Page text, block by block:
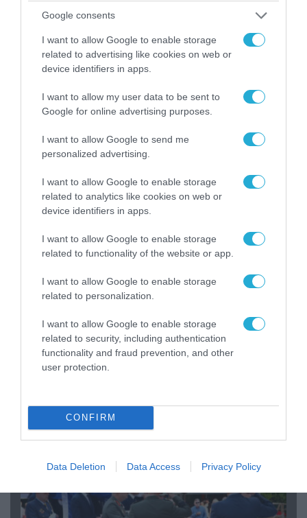
Google consents
I want to allow Google to enable storage
related to advertising like cookies on web or
device identifiers in apps.
I want to allow my user data to be sent to
Google for online advertising purposes.
I want to allow Google to send me
personalized advertising.
I want to allow Google to enable storage
related to analytics like cookies on web or
device identifiers in apps.
I want to allow Google to enable storage
related to functionality of the website or app.
I want to allow Google to enable storage
related to personalization.
I want to allow Google to enable storage
related to security, including authentication
functionality and fraud prevention, and other
user protection.
CONFIRM
Data Deletion Data Access Privacy Policy
05.08.2026 | 15:02
Ρωσικός πύραυλος με κεφαλή διασποράς
κατέστρεψε ολοσχερώς ένα από τα
(βίντεο)
05.08.2026 | 22:02
Το Ομάν συμφώνησε ότι τα Στενά του Ορμούζ
είναι υπό ιρανική κυριαρχία και επιτεύχθηκε
συμφωνία